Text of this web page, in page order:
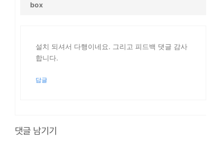
box
설치 되셔서 다행이네요. 그리고 피드백 댓글 감사
합니다.
답글
댓글 남기기